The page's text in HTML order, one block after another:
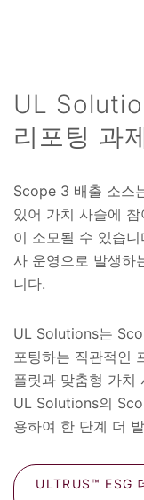
UL
리포팅 과
Scope 3 배출 소스
있어 가치 사슬에
이 소모될 수 있습
사 운영으로 발생하
니다.
UL Solutions는
포팅하는 직관적인
플릿과 맞춤형 가치
UL Solutions의
용하여 한 단계 더
ULTRUS™ ESG